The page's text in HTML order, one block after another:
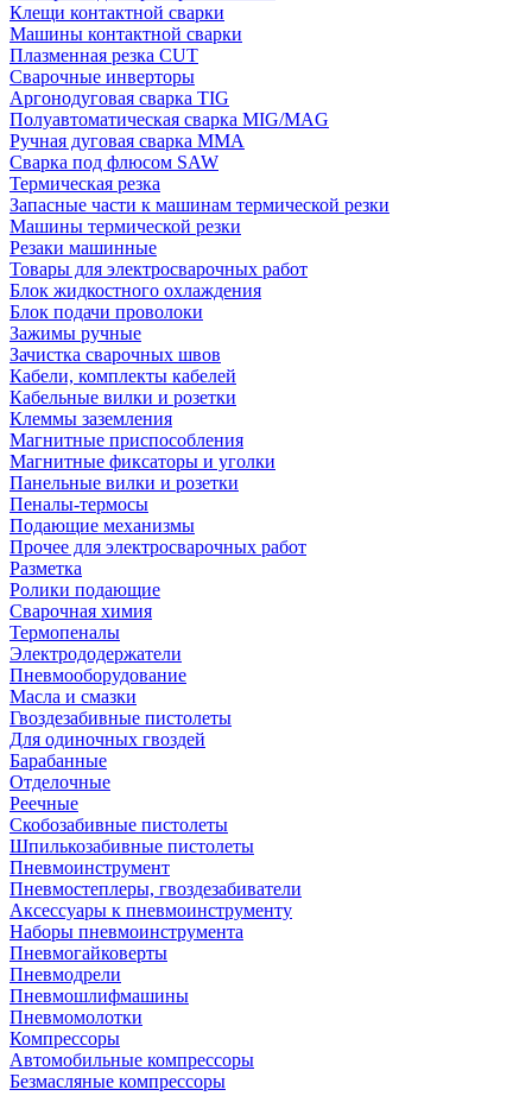
Клещи контактной сварки
Машины контактной сварки
Плазменная резка CUT
Сварочные инверторы
Аргонодуговая сварка TIG
Полуавтоматическая сварка MIG/MAG
Ручная дуговая сварка MMA
Сварка под флюсом SAW
Термическая резка
Запасные части к машинам термической резки
Машины термической резки
Резаки машинные
Товары для электросварочных работ
Блок жидкостного охлаждения
Блок подачи проволоки
Зажимы ручные
Зачистка сварочных швов
Кабели, комплекты кабелей
Кабельные вилки и розетки
Клеммы заземления
Магнитные приспособления
Магнитные фиксаторы и уголки
Панельные вилки и розетки
Пеналы-термосы
Подающие механизмы
Прочее для электросварочных работ
Разметка
Ролики подающие
Сварочная химия
Термопеналы
Электрододержатели
Пневмооборудование
Масла и смазки
Гвоздезабивные пистолеты
Для одиночных гвоздей
Барабанные
Отделочные
Реечные
Скобозабивные пистолеты
Шпилькозабивные пистолеты
Пневмоинструмент
Пневмостеплеры, гвоздезабиватели
Аксессуары к пневмоинструменту
Наборы пневмоинструмента
Пневмогайковерты
Пневмодрели
Пневмошлифмашины
Пневмомолотки
Компрессоры
Автомобильные компрессоры
Безмасляные компрессоры